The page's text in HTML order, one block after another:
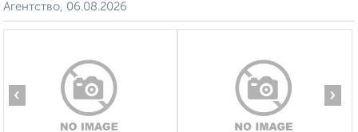
Агентство, 06.08.2026
‹ ›